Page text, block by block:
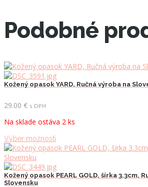
Podobné
Kožený opasok YARD, Ručná výroba na
29.00 € s DPH
Na sklade ostáva 2 ks
Výber možnostíTento
produkt
viacero
variantov.
Kožený opasok PEARL GOLD, šírka 3.3cm,
Slovensku